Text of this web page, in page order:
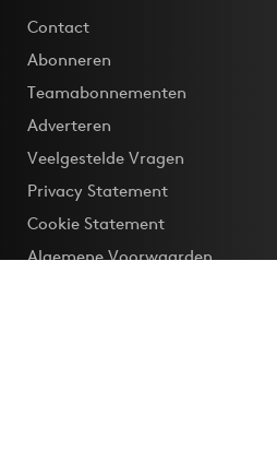
Contact
Abonneren
Teamabonnementen
Adverteren
Veelgestelde Vragen
Privacy Statement
Cookie Statement
Algemene Voorwaarden